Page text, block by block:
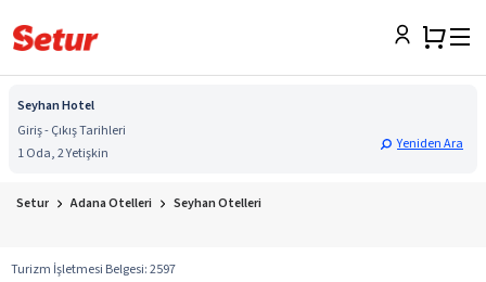
Seyhan Hotel
Giriş - Çıkış Tarihleri
1 Oda, 2 Yetişkin
Yeniden Ara
Setur Adana Otelleri Seyhan Otelleri
Turizm İşletmesi Belgesi:2597